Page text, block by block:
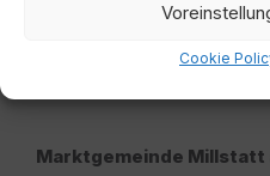
Cookie
Marktgemeinde Millstatt